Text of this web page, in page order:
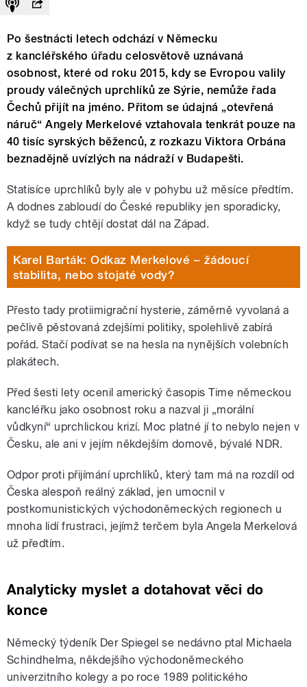
Po šestnácti letech odchází v Německu
z kancléřského úřadu celosvětově uznávaná
osobnost, které od roku 2015, kdy se Evropou valily
proudy válečných uprchlíků ze Sýrie, nemůže řada
Čechů přijít na jméno. Přitom se údajná „otevřená
náruč“ Angely Merkelové vztahovala tenkrát pouze na
40 tisíc syrských běženců, z rozkazu Viktora Orbána
beznadějně uvízlých na nádraží v Budapešti.
Statisíce uprchlíků byly ale v pohybu už měsíce předtím.
A dodnes zabloudí do České republiky jen sporadicky,
když se tudy chtějí dostat dál na Západ.
Karel Barták: Odkaz Merkelové – žádoucí
stabilita, nebo stojaté vody?
Přesto tady protiimigrační hysterie, záměrně vyvolaná a
pečlivě pěstovaná zdejšími politiky, spolehlivě zabírá
pořád. Stačí podívat se na hesla na nynějších volebních
plakátech.
Před šesti lety ocenil americký časopis Time německou
kancléřku jako osobnost roku a nazval ji „morální
vůdkyní“ uprchlickou krizí. Moc platné jí to nebylo nejen v
Česku, ale ani v jejím někdejším domově, bývalé NDR.
Odpor proti přijímání uprchlíků, který tam má na rozdíl od
Česka alespoň reálný základ, jen umocnil v
postkomunistických východoněmeckých regionech u
mnoha lidí frustraci, jejímž terčem byla Angela Merkelová
už předtím.
Analyticky myslet a dotahovat věci do
konce
Německý týdeník Der Spiegel se nedávno ptal Michaela
Schindhelma, někdejšího východoněmeckého
univerzitního kolegy a po roce 1989 politického